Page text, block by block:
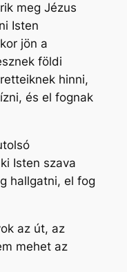
meg Jézus
Isten
jön a
földi
hinni,
és el fognak
Isten szava
hallgatni, el fog
az út, az
mehet az